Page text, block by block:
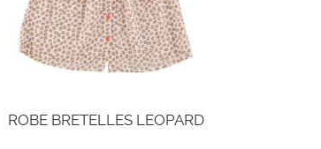
ROBE BRETELLES LEOPARD